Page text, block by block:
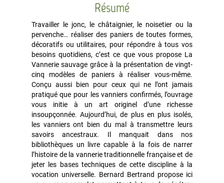
Résumé
Travailler le jonc, le châtaignier, le noisetier ou la
pervenche… réaliser des paniers de toutes formes,
décoratifs ou utilitaires, pour répondre à tous vos
besoins quotidiens, c’est ce que vous propose La
Vannerie sauvage grâce à la présentation de vingt-
cinq modèles de paniers à réaliser vous-même.
Conçu aussi bien pour ceux qui ne l’ont jamais
pratiqué que pour les vanniers confirmés, l’ouvrage
vous initie à un art originel d’une richesse
insoupçonnée. Aujourd’hui, de plus en plus isolés,
les vanniers ont bien du mal à transmettre leurs
savoirs ancestraux. Il manquait dans nos
bibliothèques un livre capable à la fois de narrer
l’histoire de la vannerie traditionnelle française et de
jeter les bases techniques de cette discipline à la
vocation universelle. Bernard Bertrand propose ici